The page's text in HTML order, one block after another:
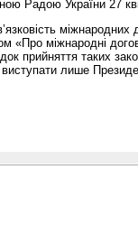
Радою України 27
міжнародних
«Про міжнародні
прийняття таких
лише